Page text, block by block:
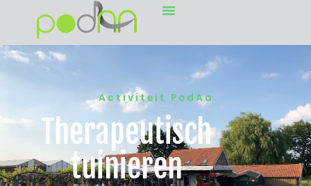
Activiteit PodAa
Therapeutisch
tuinieren